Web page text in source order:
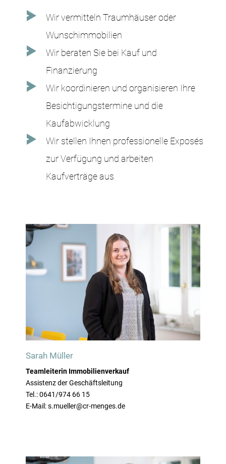
Wir vermitteln Traumhäuser oder
Wunschimmobilien
Wir beraten Sie bei Kauf und
Finanzierung
Wir koordinieren und organisieren Ihre
Besichtigungstermine und die
Kaufabwicklung
Wir stellen Ihnen professionelle Exposés
zur Verfügung und arbeiten
Kaufverträge aus
Sarah Müller
Teamleiterin Immobilienverkauf
Assistenz der Geschäftsleitung
Tel.: 0641/974 66 15
E-Mail: s.mueller@cr-menges.de